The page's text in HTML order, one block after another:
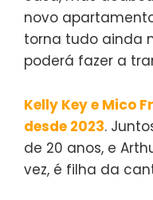
novo
torna tudo ainda
poderá fazer a
Kelly Key e Mico
desde 2023.
de 20 anos, e
vez, é filha da